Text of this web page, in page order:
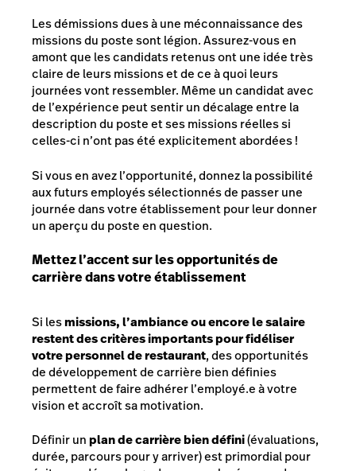
Les démissions dues à une méconnaissance des
missions du poste sont légion. Assurez-vous en
amont que les candidats retenus ont une idée très
claire de leurs missions et de ce à quoi leurs
journées vont ressembler. Même un candidat avec
de l’expérience peut sentir un décalage entre la
description du poste et ses missions réelles si
celles-ci n’ont pas été explicitement abordées !
Si vous en avez l’opportunité, donnez la possibilité
aux futurs employés sélectionnés de passer une
journée dans votre établissement pour leur donner
un aperçu du poste en question.
Mettez l’accent sur les opportunités de
carrière dans votre établissement
Si lesmissions, l’ambiance ou encore le salaire
restent des critères importants pour fidéliser
votre personnel de restaurant, des opportunités
de développement de carrière bien définies
permettent de faire adhérer l’employé.e à votre
vision et accroît sa motivation.
Définir unplan de carrière bien défini(évaluations,
durée, parcours pour y arriver) est primordial pour